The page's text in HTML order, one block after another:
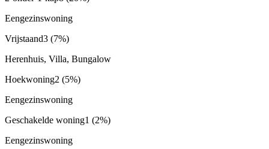
Eengezinswoning
Vrijstaand3 (7%)
Herenhuis, Villa, Bungalow
Hoekwoning2 (5%)
Eengezinswoning
Geschakelde woning1 (2%)
Eengezinswoning